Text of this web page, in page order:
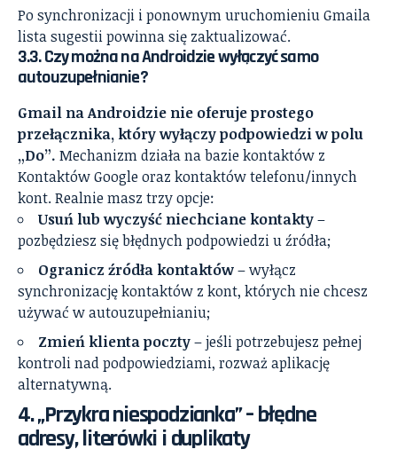
Po synchronizacji i ponownym uruchomieniu Gmaila
lista sugestii powinna się zaktualizować.
3.3. Czy można na Androidzie wyłączyć samo
autouzupełnianie?
Gmail na Androidzie nie oferuje prostego
przełącznika, który wyłączy podpowiedzi w polu
„Do”. Mechanizm działa na bazie kontaktów z
Kontaktów Google oraz kontaktów telefonu/innych
kont. Realnie masz trzy opcje:
Usuń lub wyczyść niechciane kontakty–
pozbędziesz się błędnych podpowiedzi u źródła;
Ogranicz źródła kontaktów– wyłącz
synchronizację kontaktów z kont, których nie chcesz
używać w autouzupełnianiu;
Zmień klienta poczty– jeśli potrzebujesz pełnej
kontroli nad podpowiedziami, rozważ aplikację
alternatywną.
4. „Przykra niespodzianka” – błędne
adresy, literówki i duplikaty